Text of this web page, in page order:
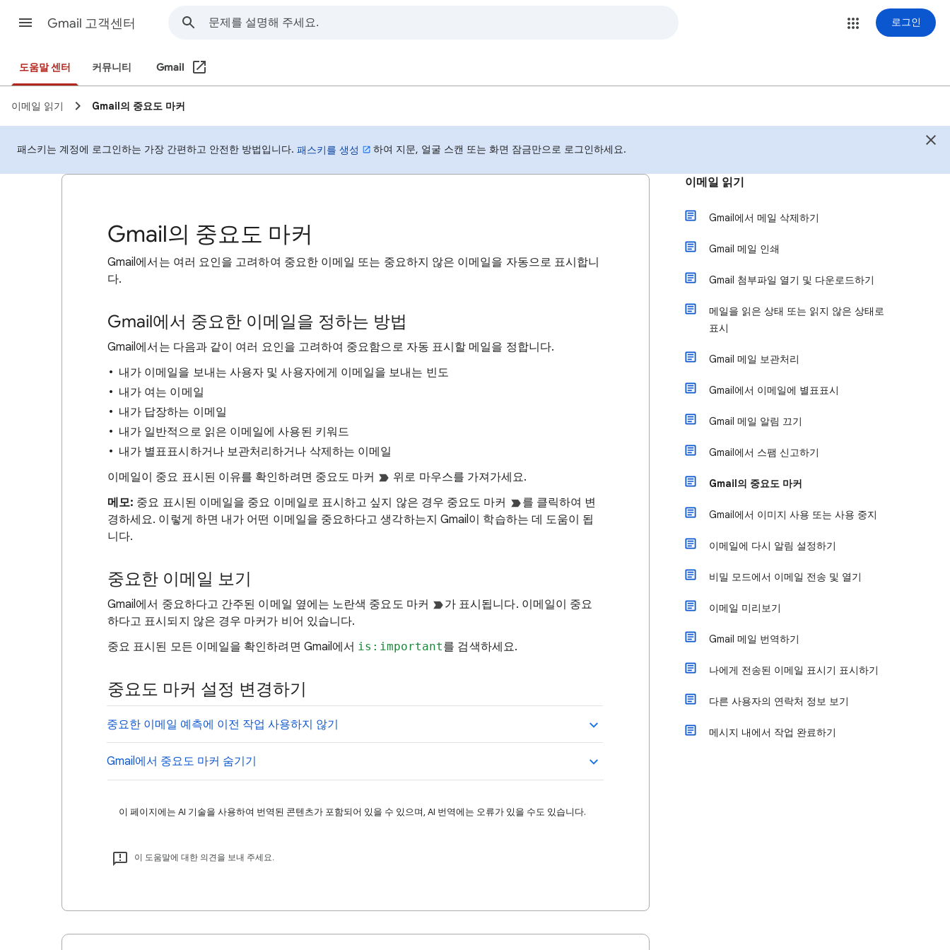
Gmail 고객센터 로그인
도움말 센터 커뮤니티 Gmail
이메일 읽기 Gmail의 중요도 마커
패스키는 계정에 로그인하는 가장 간편하고 안전한 방법입니다. 패스키를 생성 하여 지문, 얼굴 스캔 또는 화면 잠금만으로 로그인하세요.
Gmail의 중요도 마커
Gmail에서는 여러 요인을 고려하여 중요한 이메일 또는 중요하지 않은 이메일을 자동으로 표시합니
다.
Gmail에서 중요한 이메일을 정하는 방법
Gmail에서는 다음과 같이 여러 요인을 고려하여 중요함으로 자동 표시할 메일을 정합니다.
내가 이메일을 보내는 사용자 및 사용자에게 이메일을 보내는 빈도
내가 여는 이메일
내가 답장하는 이메일
내가 일반적으로 읽은 이메일에 사용된 키워드
내가 별표표시하거나 보관처리하거나 삭제하는 이메일
이메일이 중요 표시된 이유를 확인하려면 중요도 마커
위로 마우스를 가져가세요.
메모: 중요 표시된 이메일을 중요 이메일로 표시하고 싶지 않은 경우 중요도 마커
를 클릭하여 변
경하세요. 이렇게 하면 내가 어떤 이메일을 중요하다고 생각하는지 Gmail이 학습하는 데 도움이 됩
니다.
중요한 이메일 보기
Gmail에서 중요하다고 간주된 이메일 옆에는 노란색 중요도 마커
가 표시됩니다. 이메일이 중요
하다고 표시되지 않은 경우 마커가 비어 있습니다.
중요 표시된 모든 이메일을 확인하려면 Gmail에서 is:important를 검색하세요.
중요도 마커 설정 변경하기
중요한 이메일 예측에 이전 작업 사용하지 않기
Gmail에서 중요도 마커 숨기기
이 페이지에는 AI 기술을 사용하여 번역된 콘텐츠가 포함되어 있을 수 있으며, AI 번역에는 오류가 있을 수도 있습니다.
이 도움말에 대한 의견을 보내 주세요.
이메일 읽기
Gmail에서 메일 삭제하기
Gmail 메일 인쇄
Gmail 첨부파일 열기 및 다운로드하기
메일을 읽은 상태 또는 읽지 않은 상태로
표시
Gmail 메일 보관처리
Gmail에서 이메일에 별표표시
Gmail 메일 알림 끄기
Gmail에서 스팸 신고하기
Gmail의 중요도 마커
Gmail에서 이미지 사용 또는 사용 중지
이메일에 다시 알림 설정하기
비밀 모드에서 이메일 전송 및 열기
이메일 미리보기
Gmail 메일 번역하기
나에게 전송된 이메일 표시기 표시하기
다른 사용자의 연락처 정보 보기
메시지 내에서 작업 완료하기